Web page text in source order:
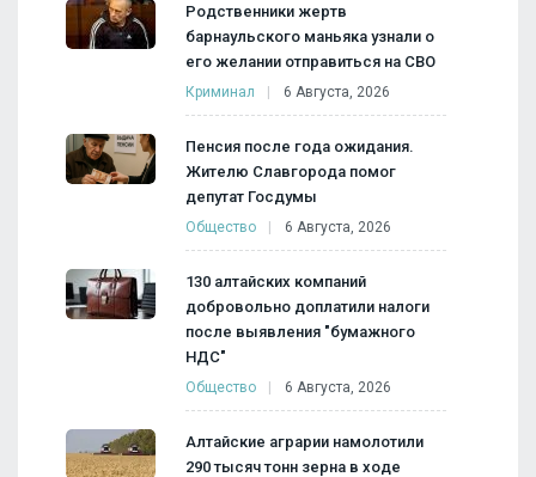
Родственники жертв
барнаульского маньяка узнали о
его желании отправиться на СВО
Криминал 6 Августа, 2026
Пенсия после года ожидания.
Жителю Славгорода помог
депутат Госдумы
Общество 6 Августа, 2026
130 алтайских компаний
добровольно доплатили налоги
после выявления "бумажного
НДС"
Общество 6 Августа, 2026
Алтайские аграрии намолотили
290 тысяч тонн зерна в ходе